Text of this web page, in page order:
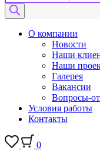
товаров
О компании
Новости
Наши
Наши
Галерея
Вакансии
Вопросы-
Условия работы
Контакты
0